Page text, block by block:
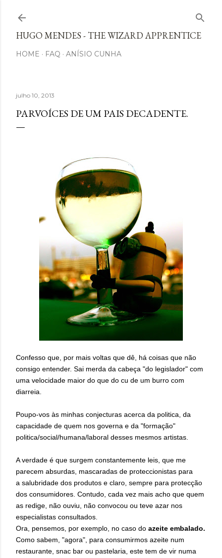
HUGO MENDES - THE WIZARD APPRENTICE
HOME FAQ ANÍSIO CUNHA
julho 10, 2013
PARVOÍCES DE UM PAIS DECADENTE.
Confesso que, por mais voltas que dê, há coisas que não
consigo entender. Sai merda da cabeça "do legislador" com
uma velocidade maior do que do cu de um burro com
diarreia.
Poupo-vos às minhas conjecturas acerca da politica, da
capacidade de quem nos governa e da "formação"
politica/social/humana/laboral desses mesmos artistas.
A verdade é que surgem constantemente leis, que me
parecem absurdas, mascaradas de proteccionistas para
a salubridade dos produtos e claro, sempre para protecção
dos consumidores. Contudo, cada vez mais acho que quem
as redige, não ouviu, não convocou ou teve azar nos
especialistas consultados.
Ora, pensemos, por exemplo, no caso do azeite embalado.
Como sabem, "agora", para consumirmos azeite num
restaurante, snac bar ou pastelaria, este tem de vir numa